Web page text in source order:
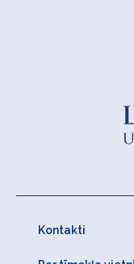
Kontakti